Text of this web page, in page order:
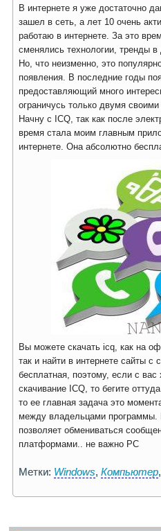
В интернете я уже достаточно
зашел в сеть, а лет 10 очень
работаю в интернете. За это
сменялись технологии, тренды в
Но, что неизменно, это
появления. В последние годы
предоставляющий много
ограничусь только двумя
Начну с ICQ, так как после
время стала моим главным
интернете. Она абсолютно
Вы можете скачать icq, как на
так и найти в интернете сайты
бесплатная, поэтому, если с вас
скачивание ICQ, то бегите
то ее главная задача это
между владельцами программы.
позволяет обмениваться
платформами.. не важно PC
Метки: Windows, Компьютер,